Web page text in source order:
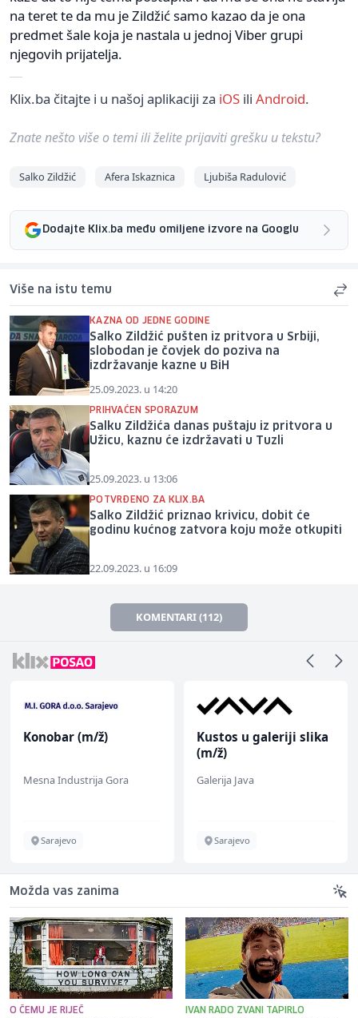
na teret te da mu je Zildžić samo kazao da je ona
predmet šale koja je nastala u jednoj Viber grupi
njegovih prijatelja.
Klix.ba čitajte i u našoj aplikaciji za iOS ili Android.
Znate nešto više o temi ili želite prijaviti grešku u tekstu?
Salko Zildžić Afera Iskaznica Ljubiša Radulović
Dodajte Klix.ba među omiljene izvore na Googlu
Više na istu temu
KAZNA OD JEDNE GODINE
Salko Zildžić pušten iz pritvora u Srbiji,
slobodan je čovjek do poziva na
izdržavanje kazne u BiH
25.09.2023. u 14:20
PRIHVAĆEN SPORAZUM
Salku Zildžića danas puštaju iz pritvora u
Užicu, kaznu će izdržavati u Tuzli
25.09.2023. u 13:06
POTVRĐENO ZA KLIX.BA
Salko Zildžić priznao krivicu, dobit će
godinu kućnog zatvora koju može otkupiti
22.09.2023. u 16:09
KOMENTARI (112)
Konobar (m/ž)
Mesna Industrija Gora
Sarajevo
Kustos u galeriji slika
(m/ž)
Galerija Java
Sarajevo
Možda vas zanima
O ČEMU JE RIJEČ IVAN RADO ZVANI TAPIRLO